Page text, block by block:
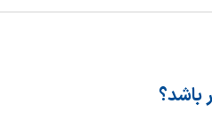
باشد؟